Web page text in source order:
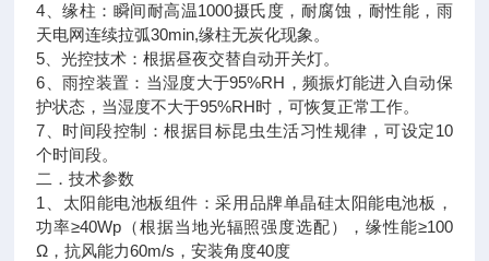
4、缘柱：瞬间耐高温1000摄氏度，耐腐蚀，耐性能，雨
天电网连续拉弧30min,缘柱无炭化现象。
5、光控技术：根据昼夜交替自动开关灯。
6、雨控装置：当湿度大于95%RH，频振灯能进入自动保
护状态，当湿度不大于95%RH时，可恢复正常工作。
7、时间段控制：根据目标昆虫生活习性规律，可设定10
个时间段。
二．技术参数
1、太阳能电池板组件：采用品牌单晶硅太阳能电池板，
功率≥40Wp（根据当地光辐照强度选配），缘性能≥100
Ω，抗风能力60m/s，安装角度40度